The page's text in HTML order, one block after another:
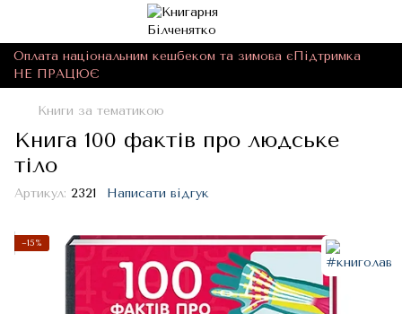
Оплата національним кешбеком та зимова єПідтримка
НЕ ПРАЦЮЄ
Книги за тематикою
Книга 100 фактів про людське
тіло
Артикул: 2321 Написати відгук
−15%